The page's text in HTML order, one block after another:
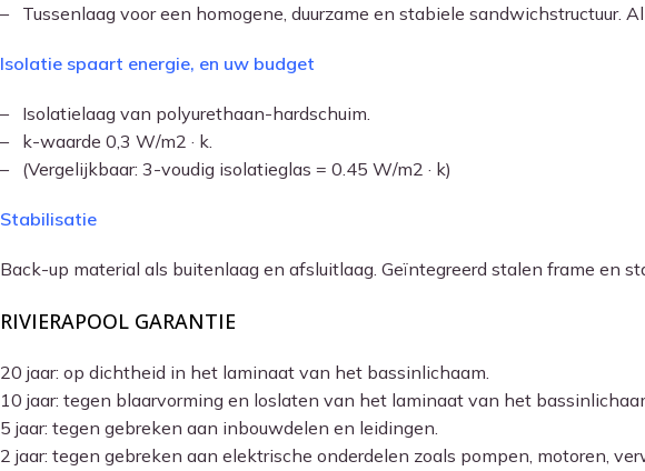
– Tussenlaag voor een homogene, duurzame en stabiele sandwichstructuur.
Isolatie spaart energie, en uw budget
– Isolatielaag van polyurethaan-hardschuim.
– k-waarde 0,3 W/m2 · k.
– (Vergelijkbaar: 3-voudig isolatieglas = 0.45 W/m2 · k)
Stabilisatie
Back-up material als buitenlaag en afsluitlaag. Geïntegreerd stalen frame en
RIVIERAPOOL GARANTIE
20 jaar: op dichtheid in het laminaat van het bassinlichaam.
10 jaar: tegen blaarvorming en loslaten van het laminaat van het
5 jaar: tegen gebreken aan inbouwdelen en leidingen.
2 jaar: tegen gebreken aan elektrische onderdelen zoals pompen, motoren,